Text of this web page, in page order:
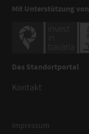
Mit Unterstützung von
Das Standortportal
Kontakt
Impressum